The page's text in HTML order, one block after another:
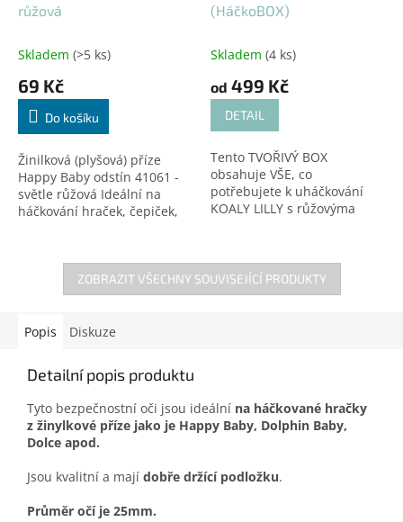
růžová
Skladem (>5 ks)
69 Kč
Do košíku
Žinilková (plyšová) příze
Happy Baby odstín 41061 -
světle růžová Ideální na
háčkování hraček, čepiček,
výrobce!
(HáčkoBOX)
Skladem (4 ks)
od 499 Kč
DETAIL
Tento TVOŘIVÝ BOX
obsahuje VŠE, co
potřebujete k uháčkování
KOALY LILLY s růžovýma
heboučká a měkoučká.
Nemusíte tak nikde...
ZOBRAZIT VŠECHNY SOUVISEJÍCÍ PRODUKTY
Popis Diskuze
Detailní popis produktu
Tyto bezpečnostní oči jsou ideální na háčkované hračky
z žinylkové příze jako je Happy Baby, Dolphin Baby,
Dolce apod.
Jsou kvalitní a mají dobře držící podložku.
Průměr očí je 25mm.